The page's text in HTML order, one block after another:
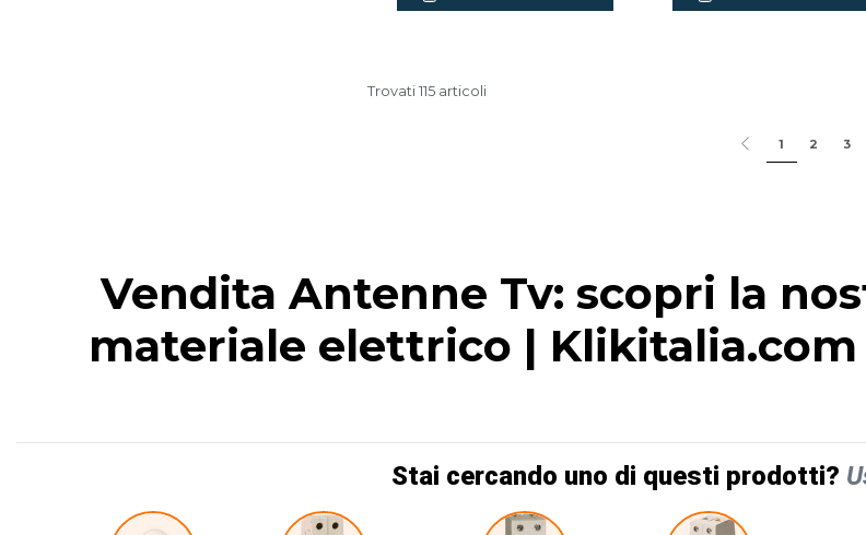
Trovati 115 articoli
1 2 3
Vendita Antenne Tv: scopri la
materiale elettrico |
Stai cercando uno di questi prodotti?